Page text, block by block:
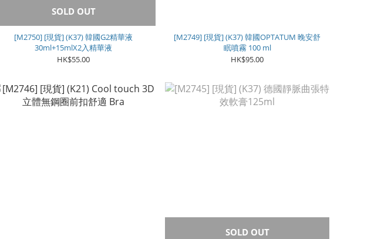
SOLD OUT
[M2750] [現貨] (K37) 韓國G2精華液
30ml+15mlX2入精華液
HK$55.00
[M2749] [現貨] (K37) 韓國OPTATUM 晚安舒
眠噴霧 100 ml
HK$95.00
SOLD OUT